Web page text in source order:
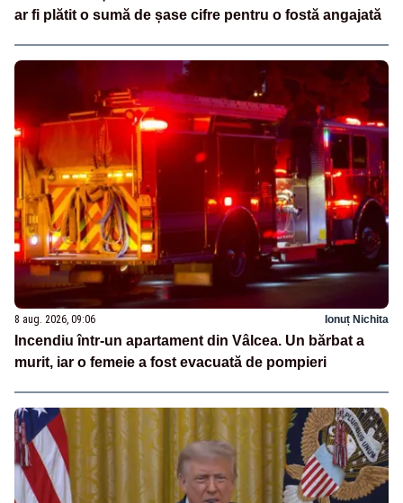
ar fi plătit o sumă de șase cifre pentru o fostă angajată
8 aug. 2026, 09:06 Ionuț Nichita
Incendiu într-un apartament din Vâlcea. Un bărbat a
murit, iar o femeie a fost evacuată de pompieri